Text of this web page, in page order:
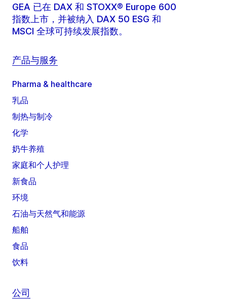
GEA 已在 DAX 和 STOXX® Europe 600
指数上市，并被纳入 DAX 50 ESG 和
MSCI 全球可持续发展指数。
产品与服务
Pharma & healthcare
乳品
制热与制冷
化学
奶牛养殖
家庭和个人护理
新食品
环境
石油与天然气和能源
船舶
食品
饮料
公司